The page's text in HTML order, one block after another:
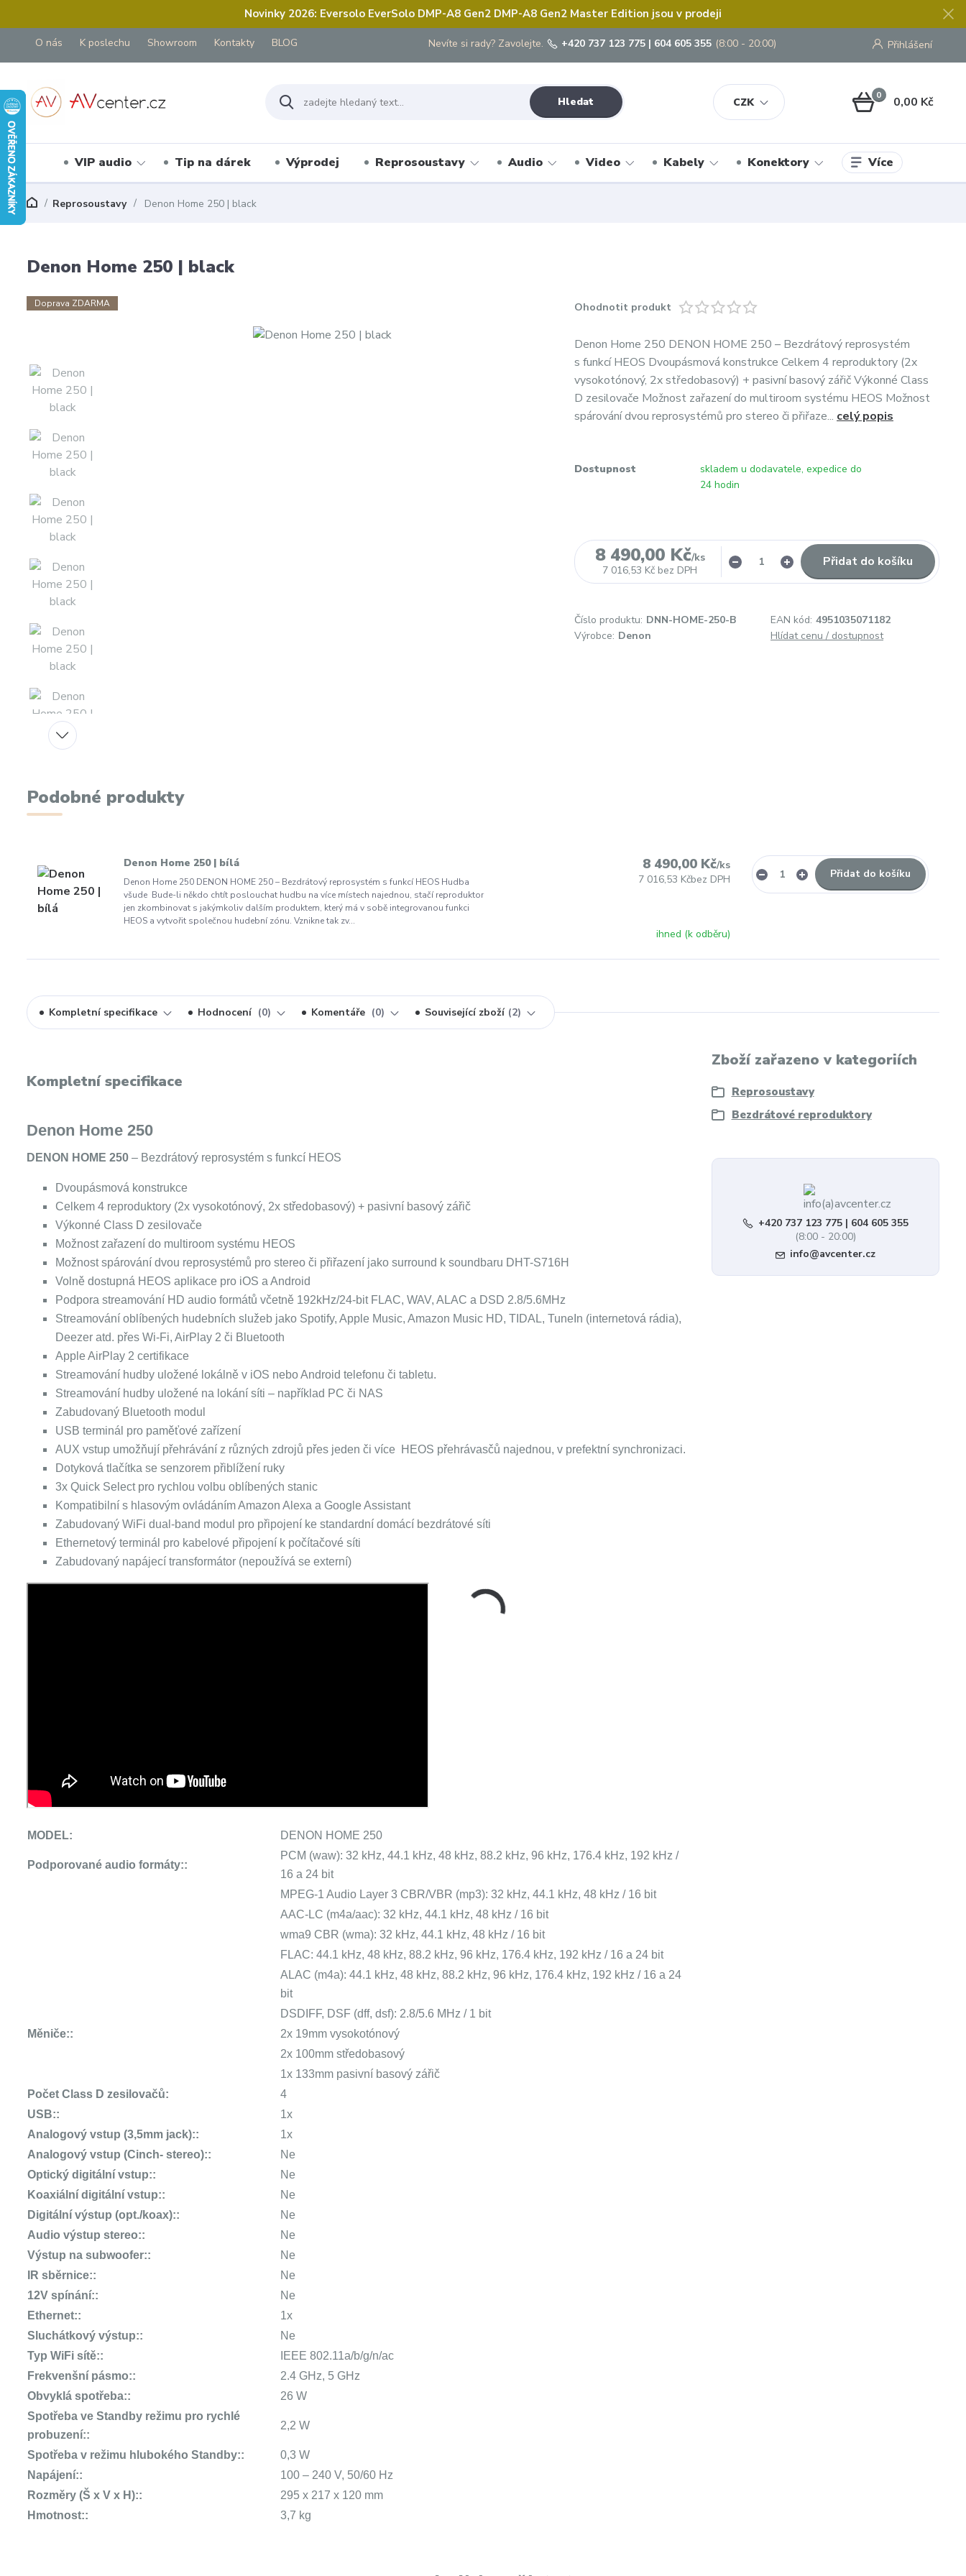
Novinky 2026: Eversolo EverSolo DMP-A8 Gen2 DMP-A8 Gen2 Master Edition jsou v prodeji
O nás K poslechu Showroom Kontakty BLOG
CZK
Přihlášení
Hledat
Nevíte si rady? Zavolejte. +420 737 123 775 | 604 605 355 (8:00 - 20:00)
0 0,00 Kč
VIP audio Tip na dárek Výprodej Reprosoustavy Audio Video Kabely Konektory Více
Reprosoustavy Denon Home 250 | black
Denon Home 250 | black
Doprava ZDARMA Ohodnotit produkt
Denon Home 250 DENON HOME 250 – Bezdrátový reprosystém
s funkcí HEOS Dvoupásmová konstrukce Celkem 4 reproduktory (2x
vysokotónový, 2x středobasový) + pasivní basový zářič Výkonné Class
D zesilovače Možnost zařazení do multiroom systému HEOS Možnost
spárování dvou reprosystémů pro stereo či přiřaze... celý popis
Dostupnost
skladem u dodavatele, expedice do
24 hodin
8 490,00 Kč/ks
7 016,53 Kč bez DPH
Přidat do košíku
Číslo produktu: DNN-HOME-250-B EAN kód: 4951035071182
Výrobce: Denon Hlídat cenu / dostupnost
Podobné produkty
Denon Home 250 | bílá
Denon Home 250 DENON HOME 250 – Bezdrátový reprosystém s funkcí HEOS Hudba
všude Bude-li někdo chtít poslouchat hudbu na více místech najednou, stačí reproduktor
jen zkombinovat s jakýmkoliv dalším produktem, který má v sobě integrovanou funkci
HEOS a vytvořit společnou hudební zónu. Vznikne tak zv...
8 490,00 Kč/ks
7 016,53 Kčbez DPH
ihned (k odběru)
Přidat do košíku
Kompletní specifikace Hodnocení 0 Komentáře 0 Související zboží 2
Kompletní specifikace
Denon Home 250
DENON HOME 250 – Bezdrátový reprosystém s funkcí HEOS
Dvoupásmová konstrukce
Celkem 4 reproduktory (2x vysokotónový, 2x středobasový) + pasivní basový zářič
Výkonné Class D zesilovače
Možnost zařazení do multiroom systému HEOS
Možnost spárování dvou reprosystémů pro stereo či přiřazení jako surround k soundbaru DHT-S716H
Volně dostupná HEOS aplikace pro iOS a Android
Podpora streamování HD audio formátů včetně 192kHz/24-bit FLAC, WAV, ALAC a DSD 2.8/5.6MHz
Streamování oblíbených hudebních služeb jako Spotify, Apple Music, Amazon Music HD, TIDAL, TuneIn (internetová rádia),
Deezer atd. přes Wi-Fi, AirPlay 2 či Bluetooth
Apple AirPlay 2 certifikace
Streamování hudby uložené lokálně v iOS nebo Android telefonu či tabletu.
Streamování hudby uložené na lokání síti – například PC či NAS
Zabudovaný Bluetooth modul
USB terminál pro paměťové zařízení
AUX vstup umožňují přehrávání z různých zdrojů přes jeden či více HEOS přehrávasčů najednou, v prefektní synchronizaci.
Dotyková tlačítka se senzorem přiblížení ruky
3x Quick Select pro rychlou volbu oblíbených stanic
Kompatibilní s hlasovým ovládáním Amazon Alexa a Google Assistant
Zabudovaný WiFi dual-band modul pro připojení ke standardní domácí bezdrátové síti
Ethernetový terminál pro kabelové připojení k počítačové síti
Zabudovaný napájecí transformátor (nepoužívá se externí)
MODEL: DENON HOME 250
Podporované audio formáty::
PCM (waw): 32 kHz, 44.1 kHz, 48 kHz, 88.2 kHz, 96 kHz, 176.4 kHz, 192 kHz /
16 a 24 bit
MPEG-1 Audio Layer 3 CBR/VBR (mp3): 32 kHz, 44.1 kHz, 48 kHz / 16 bit
AAC-LC (m4a/aac): 32 kHz, 44.1 kHz, 48 kHz / 16 bit
wma9 CBR (wma): 32 kHz, 44.1 kHz, 48 kHz / 16 bit
FLAC: 44.1 kHz, 48 kHz, 88.2 kHz, 96 kHz, 176.4 kHz, 192 kHz / 16 a 24 bit
ALAC (m4a): 44.1 kHz, 48 kHz, 88.2 kHz, 96 kHz, 176.4 kHz, 192 kHz / 16 a 24
bit
DSDIFF, DSF (dff, dsf): 2.8/5.6 MHz / 1 bit
Měniče::
2x 19mm vysokotónový
2x 100mm středobasový
1x 133mm pasivní basový zářič
Počet Class D zesilovačů:
4
USB::
1x
Analogový vstup (3,5mm jack)::
1x
Analogový vstup (Cinch- stereo)::
Ne
Optický digitální vstup::
Ne
Koaxiální digitální vstup::
Ne
Digitální výstup (opt./koax)::
Ne
Audio výstup stereo::
Ne
Výstup na subwoofer::
Ne
IR sběrnice::
Ne
12V spínání::
Ne
Ethernet::
1x
Sluchátkový výstup::
Ne
Typ WiFi sítě::
IEEE 802.11a/b/g/n/ac
Frekvenšní pásmo::
2.4 GHz, 5 GHz
Obvyklá spotřeba::
26 W
Spotřeba ve Standby režimu pro rychlé
probuzení::
2,2 W
Spotřeba v režimu hlubokého Standby::
0,3 W
Napájení::
100 – 240 V, 50/60 Hz
Rozměry (Š x V x H)::
295 x 217 x 120 mm
Hmotnost::
3,7 kg
Zboží zařazeno v kategoriích
Reprosoustavy
Bezdrátové reproduktory
+420 737 123 775 | 604 605 355
(8:00 - 20:00)
info@avcenter.cz